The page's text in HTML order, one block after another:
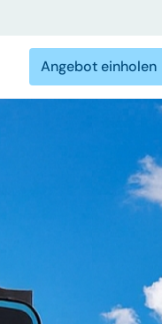
Angebot einholen